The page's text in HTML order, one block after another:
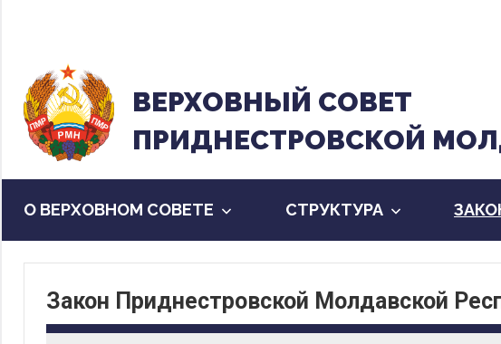
содержанию
ВЕРХОВНЫЙ CОВЕТ
ПРИДНЕСТРОВСКОЙ
О ВЕРХОВНОМ СОВЕТЕ CТРУКТУРА
Закон Приднестровской Молдавской